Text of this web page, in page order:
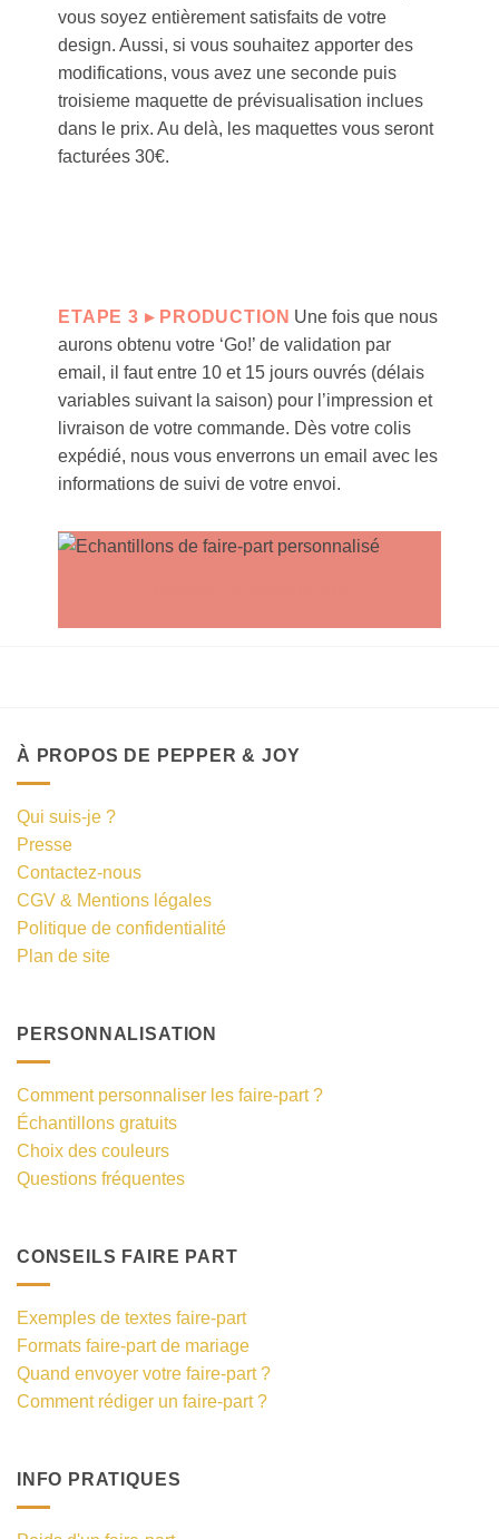
vous soyez entièrement satisfaits de votre
design. Aussi, si vous souhaitez apporter des
modifications, vous avez une seconde puis
troisieme maquette de prévisualisation inclues
dans le prix. Au delà, les maquettes vous seront
facturées 30€.
ETAPE 3 ▸ PRODUCTION Une fois que nous
aurons obtenu votre ‘Go!’ de validation par
email, il faut entre 10 et 15 jours ouvrés (délais
variables suivant la saison) pour l’impression et
livraison de votre commande. Dès votre colis
expédié, nous vous enverrons un email avec les
informations de suivi de votre envoi.
À PROPOS DE PEPPER & JOY
Qui suis-je ?
Presse
Contactez-nous
CGV & Mentions légales
Politique de confidentialité
Plan de site
PERSONNALISATION
Comment personnaliser les faire-part ?
Échantillons gratuits
Choix des couleurs
Questions fréquentes
CONSEILS FAIRE PART
Exemples de textes faire-part
Formats faire-part de mariage
Quand envoyer votre faire-part ?
Comment rédiger un faire-part ?
INFO PRATIQUES